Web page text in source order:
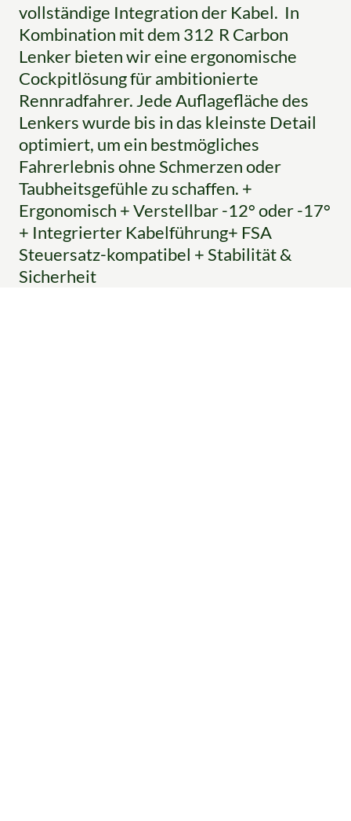
vollständige Integration der Kabel. In
Kombination mit dem 312 R Carbon
Lenker bieten wir eine ergonomische
Cockpitlösung für ambitionierte
Rennradfahrer. Jede Auflagefläche des
Lenkers wurde bis in das kleinste Detail
optimiert, um ein bestmögliches
Fahrerlebnis ohne Schmerzen oder
Taubheitsgefühle zu schaffen. +
Ergonomisch + Verstellbar -12° oder -17°
+ Integrierter Kabelführung+ FSA
Steuersatz-kompatibel + Stabilität &
Sicherheit